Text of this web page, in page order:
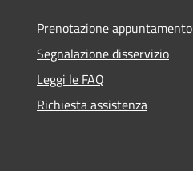
Prenotazione appuntamento
Segnalazione disservizio
Leggi le FAQ
Richiesta assistenza